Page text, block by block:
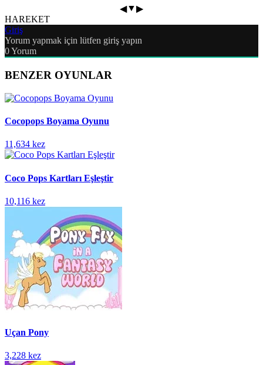
◀▼▶
HAREKET
Giriş
Yorum yapmak için lütfen giriş yapın
0Yorum
BENZER OYUNLAR
Cocopops Boyama Oyunu
11,634 kez
Coco Pops Kartları Eşleştir
10,116 kez
Uçan Pony
3,228 kez